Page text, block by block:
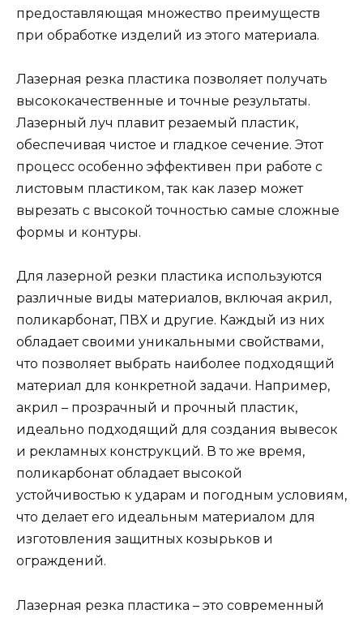
предоставляющая множество преимуществ
при обработке изделий из этого материала.
Лазерная резка пластика позволяет получать
высококачественные и точные результаты.
Лазерный луч плавит резаемый пластик,
обеспечивая чистое и гладкое сечение. Этот
процесс особенно эффективен при работе с
листовым пластиком, так как лазер может
вырезать с высокой точностью самые сложные
формы и контуры.
Для лазерной резки пластика используются
различные виды материалов, включая акрил,
поликарбонат, ПВХ и другие. Каждый из них
обладает своими уникальными свойствами,
что позволяет выбрать наиболее подходящий
материал для конкретной задачи. Например,
акрил – прозрачный и прочный пластик,
идеально подходящий для создания вывесок
и рекламных конструкций. В то же время,
поликарбонат обладает высокой
устойчивостью к ударам и погодным условиям,
что делает его идеальным материалом для
изготовления защитных козырьков и
ограждений.
Лазерная резка пластика – это современный